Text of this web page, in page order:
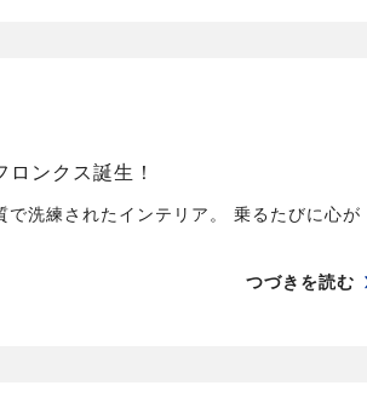
ンクス誕生！
洗練されたインテリア。 乗るたびに心が
つづきを読む